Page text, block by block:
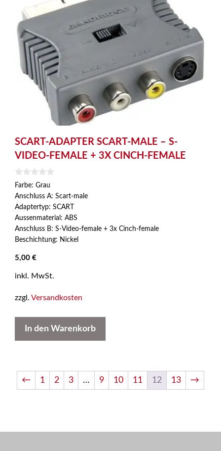
SCART-ADAPTER SCART-MALE – S-
VIDEO-FEMALE + 3X CINCH-FEMALE
0
o
n
Farbe: Grau
Anschluss A: Scart-male
Adaptertyp: SCART
Aussenmaterial: ABS
Anschluss B: S-Video-female + 3x Cinch-female
Beschichtung: Nickel
5,00 €
inkl. MwSt.
zzgl. Versandkosten
In den Warenkorb
← 1 2 3 … 9 10 11 12 13 →